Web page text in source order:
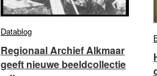
Datablog
Regionaal Archief Alkmaar
geeft nieuwe beeldcollectie
Datablog
Regionaal Archief Alkmaar
geeft nieuwe beeldcollectie